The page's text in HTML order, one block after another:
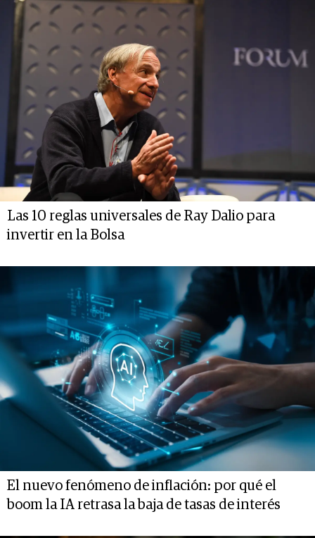
Las 10 reglas universales de Ray Dalio para
invertir en la Bolsa
El nuevo fenómeno de inflación: por qué el
boom la IA retrasa la baja de tasas de interés